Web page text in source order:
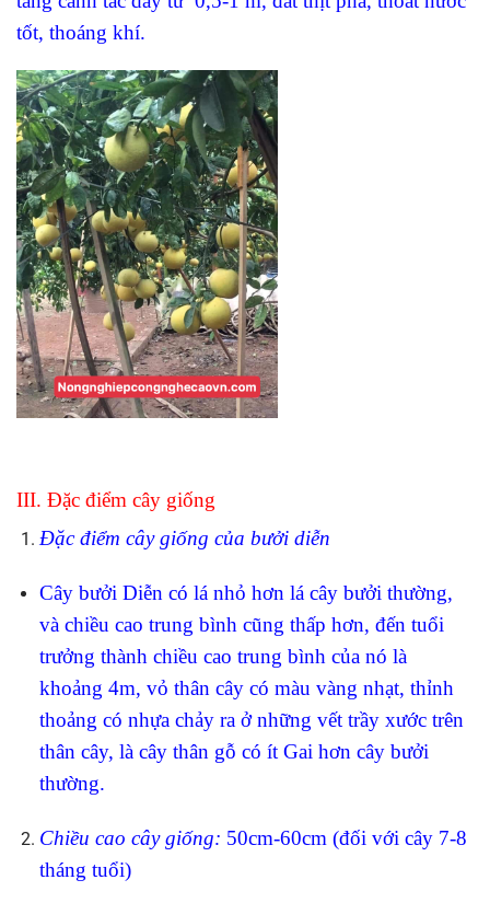
tốt, thoáng khí.
III. Đặc điểm cây giống
Đặc điểm cây giống của bưởi diễn
Cây bưởi Diễn có lá nhỏ hơn lá cây bưởi thường,
và chiều cao trung bình cũng thấp hơn, đến tuổi
trưởng thành chiều cao trung bình của nó là
khoảng 4m, vỏ thân cây có màu vàng nhạt, thỉnh
thoảng có nhựa chảy ra ở những vết trầy xước trên
thân cây, là cây thân gỗ có ít Gai hơn cây bưởi
thường.
Chiều cao cây giống: 50cm-60cm (đối với cây 7-8
tháng tuổi)